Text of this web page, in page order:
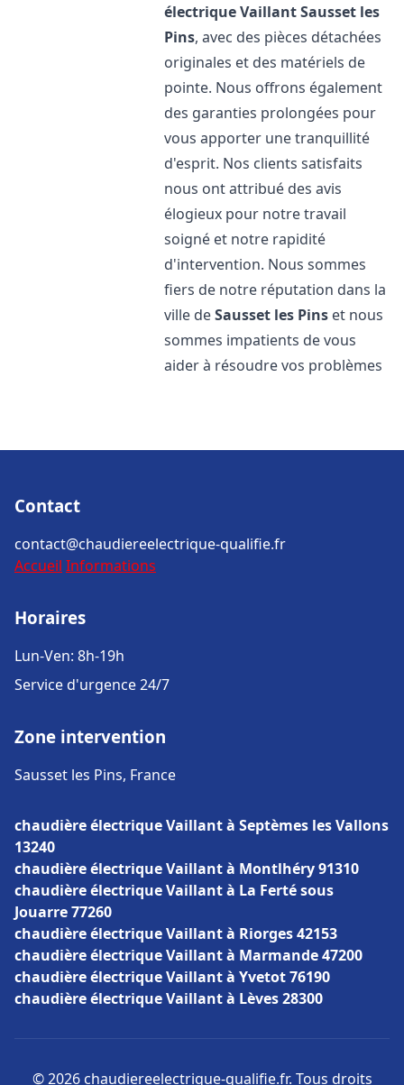
électrique VaillantSausset les
Pins, avec des pièces détachées
originales et des matériels de
pointe. Nous offrons également
des garanties prolongées pour
vous apporter une tranquillité
d'esprit. Nos clients satisfaits
nous ont attribué des avis
élogieux pour notre travail
soigné et notre rapidité
d'intervention. Nous sommes
fiers de notre réputation dans la
ville deSausset les Pins et nous
sommes impatients de vous
aider à résoudre vos problèmes
Contact
contact@chaudiereelectrique-qualifie.fr
Accueil Informations
Horaires
Lun-Ven: 8h-19h
Service d'urgence 24/7
Zone intervention
Sausset les Pins, France
chaudière électrique Vaillant à Septèmes les Vallons
13240
chaudière électrique Vaillant à Montlhéry 91310
chaudière électrique Vaillant à La Ferté sous
Jouarre 77260
chaudière électrique Vaillant à Riorges 42153
chaudière électrique Vaillant à Marmande 47200
chaudière électrique Vaillant à Yvetot 76190
chaudière électrique Vaillant à Lèves 28300
© 2026 chaudiereelectrique-qualifie.fr. Tous droits